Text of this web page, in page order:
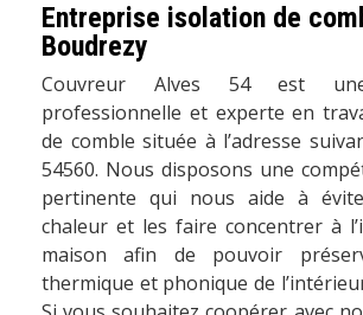
Entreprise isolation de
Boudrezy
Couvreur Alves 54 est
professionnelle et experte en
de comble située à l’adresse
54560. Nous disposons une
pertinente qui nous aide à
chaleur et les faire concentrer à
maison afin de pouvoir
thermique et phonique de